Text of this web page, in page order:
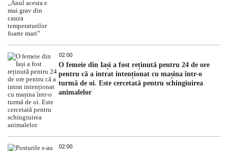
02:00
O femeie din Iași a fost reținută pentru 24 de ore
pentru că a intrat intenționat cu mașina într-o
turmă de oi. Este cercetată pentru schingiuirea
animalelor
02:00